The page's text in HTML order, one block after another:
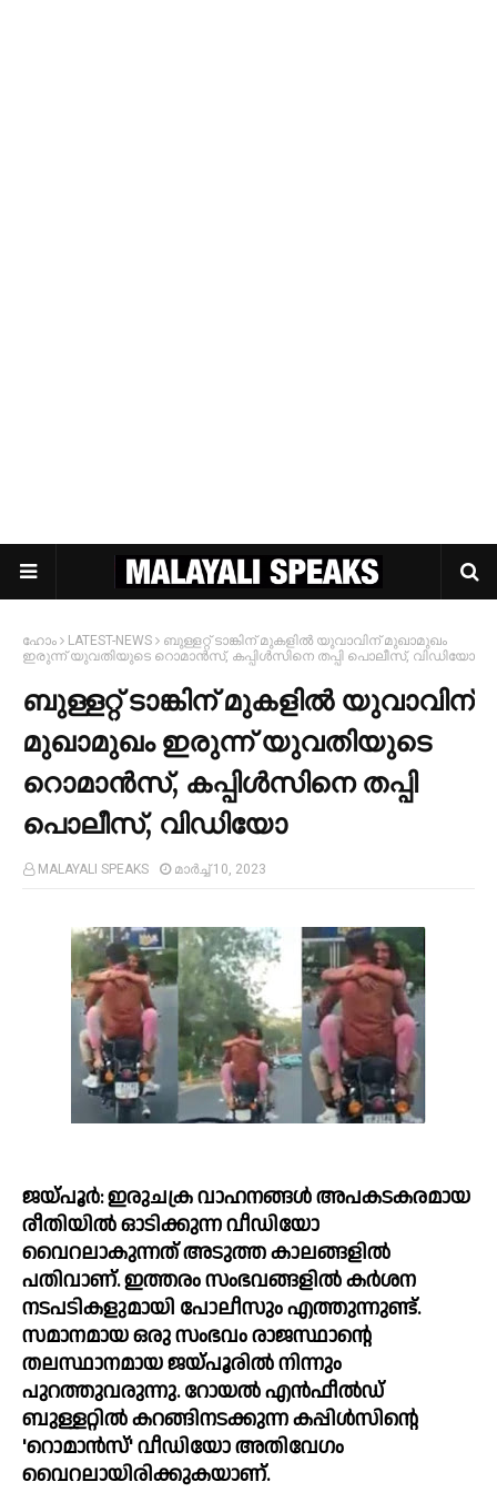
ഹോം LATEST-NEWS
ബുള്ളറ്റ് ടാങ്കിന് മുകളില്‍ യുവാവിന് മുഖാമുഖം
ഇരുന്ന് യുവതിയുടെ റൊമാന്‍സ്, കപ്പിള്‍സിനെ തപ്പി പൊലീസ്, വിഡിയോ
ബുള്ളറ്റ് ടാങ്കിന് മുകളില്‍ യുവാവിന്
മുഖാമുഖം ഇരുന്ന് യുവതിയുടെ
റൊമാന്‍സ്, കപ്പിള്‍സിനെ തപ്പി
പൊലീസ്, വിഡിയോ
MALAYALI SPEAKS മാർച്ച് 10, 2023
ജയ്പൂർ: ഇരുചക്ര വാഹനങ്ങള്‍ അപകടകരമായ
രീതിയില്‍ ഓടിക്കുന്ന വീഡിയോ
വൈറലാകുന്നത് അടുത്ത കാലങ്ങളില്‍
പതിവാണ്. ഇത്തരം സംഭവങ്ങളിൽ കർശന
നടപടികളുമായി പോലീസും എത്തുന്നുണ്ട്.
സമാനമായ ഒരു സംഭവം രാജസ്ഥാന്റെ
തലസ്ഥാനമായ ജയ്പൂരിൽ നിന്നും
പുറത്തുവരുന്നു. റോയൽ എൻഫീൽഡ്
ബുള്ളറ്റിൽ കറങ്ങിനടക്കുന്ന കപ്പിൾസിന്റെ
'റൊമാൻസ്' വീഡിയോ അതിവേഗം
വൈറലായിരിക്കുകയാണ്.